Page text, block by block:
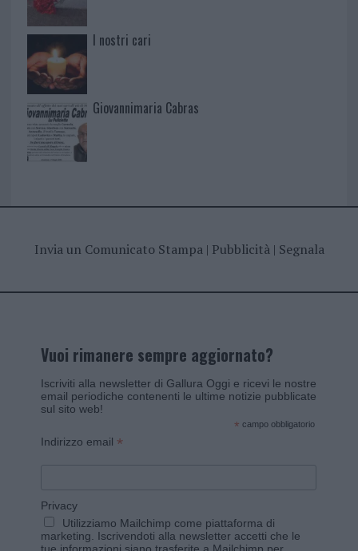
I nostri cari
Giovannimaria Cabras
Invia un Comunicato Stampa| Pubblicità| Segnala
Vuoi rimanere sempre aggiornato?
Iscriviti alla newsletter di Gallura Oggi e ricevi le nostre
email periodiche contenenti le ultime notizie pubblicate
sul sito web!
* campo obbligatorio
Indirizzo email *
Privacy
Utilizziamo Mailchimp come piattaforma di
marketing. Iscrivendoti alla newsletter accetti che le
tue informazioni siano trasferite a Mailchimp per